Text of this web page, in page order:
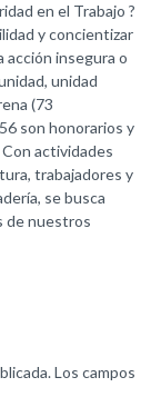
en el Trabajo ?
y concientizar
acción insegura o
unidad
(73
son honorarios y
actividades
trabajadores y
se busca
de nuestros
Los campos